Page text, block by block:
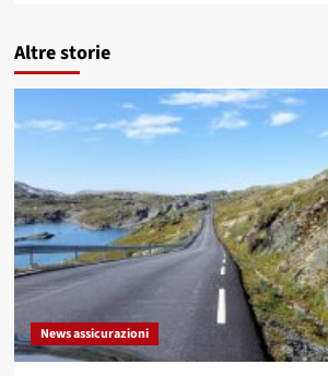
Altre storie
News assicurazioni